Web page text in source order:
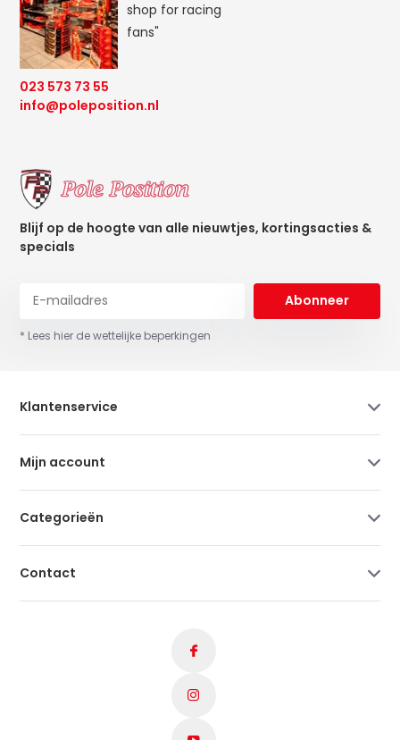
shop for racing
fans"
023 573 73 55
info@poleposition.nl
Blijf op de hoogte van alle nieuwtjes, kortingsacties &
specials
Abonneer
* Lees hier de wettelijke beperkingen
Klantenservice
Mijn account
Categorieën
Contact